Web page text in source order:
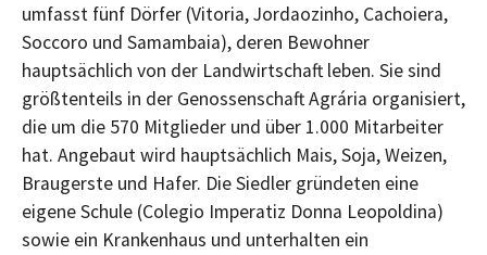
umfasst fünf Dörfer (Vitoria, Jordaozinho, Cachoiera,
Soccoro und Samambaia), deren Bewohner
hauptsächlich von der Landwirtschaft leben. Sie sind
größtenteils in der Genossenschaft Agrária organisiert,
die um die 570 Mitglieder und über 1.000 Mitarbeiter
hat. Angebaut wird hauptsächlich Mais, Soja, Weizen,
Braugerste und Hafer. Die Siedler gründeten eine
eigene Schule (Colegio Imperatiz Donna Leopoldina)
sowie ein Krankenhaus und unterhalten ein